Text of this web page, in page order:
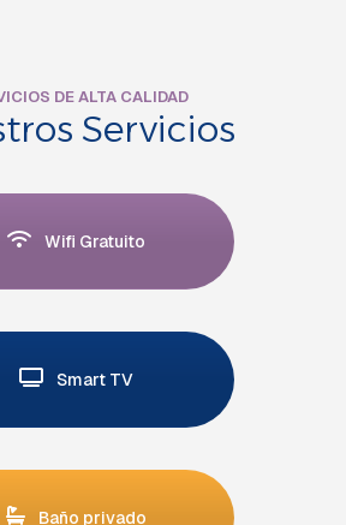
DE ALTA CALIDAD
Servicios
Wifi Gratuito
Smart TV
Baño privado